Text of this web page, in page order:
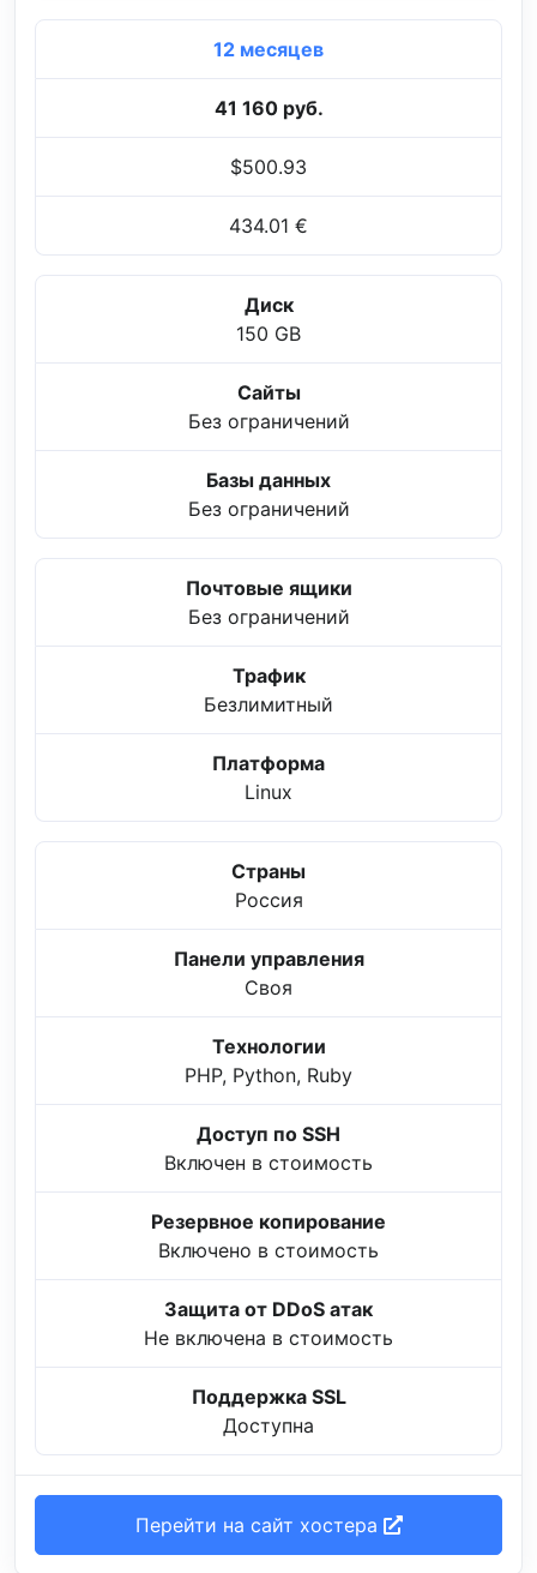
12 месяцев
41 160 руб.
$500.93
434.01 €
Диск
150 GB
Сайты
Без ограничений
Базы данных
Без ограничений
Почтовые ящики
Без ограничений
Трафик
Безлимитный
Платформа
Linux
Страны
Россия
Панели управления
Своя
Технологии
PHP, Python, Ruby
Доступ по SSH
Включен в стоимость
Резервное копирование
Включено в стоимость
Защита от DDoS атак
Не включена в стоимость
Поддержка SSL
Доступна
Перейти на сайт хостера